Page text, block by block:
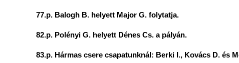
77.p. Balogh B. helyett Major G. folytatja.
82.p. Polényi G. helyett Dénes Cs. a pályán.
83.p. Hármas csere csapatunknál: Berki I., Kovács D. és